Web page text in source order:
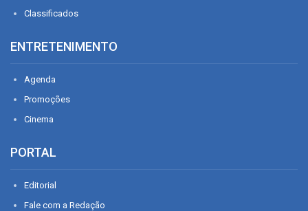
Classificados
ENTRETENIMENTO
Agenda
Promoções
Cinema
PORTAL
Editorial
Fale com a Redação